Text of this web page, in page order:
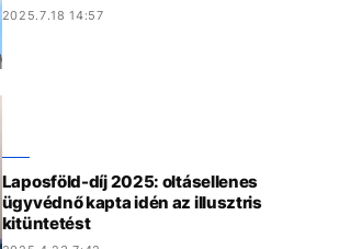
2025.7.18 14:57
Laposföld-díj 2025: oltásellenes
ügyvédnő kapta idén az illusztris
kitüntetést